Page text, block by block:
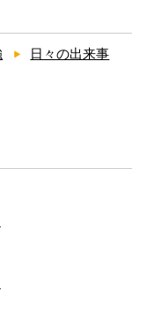
日々の出来事